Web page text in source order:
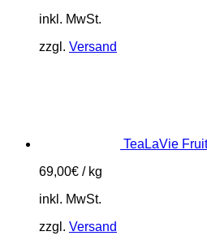
inkl. MwSt.
zzgl. Versand
TeaLaVie
69,00€ / kg
inkl. MwSt.
zzgl. Versand